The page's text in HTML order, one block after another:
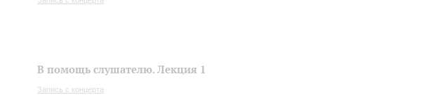
В помощь слушателю. Лекция 1
Запись с концерта